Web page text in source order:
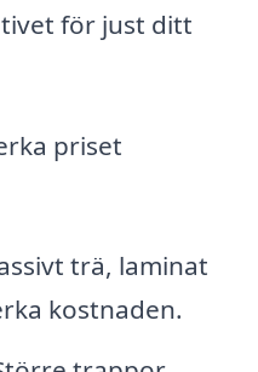
för just ditt
priset
trä, laminat
kostnaden.